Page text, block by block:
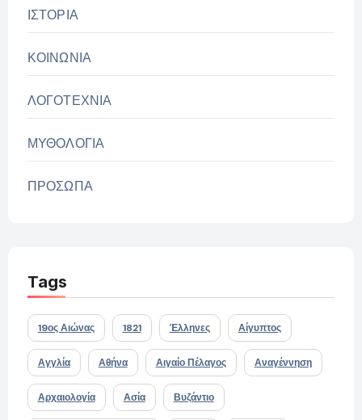
ΙΣΤΟΡΙΑ
ΚΟΙΝΩΝΙΑ
ΛΟΓΟΤΕΧΝΙΑ
ΜΥΘΟΛΟΓΙΑ
ΠΡΟΣΩΠΑ
Tags
19ος Αιώνας 1821 Έλληνες Αίγυπτος
Αγγλία Αθήνα Αιγαίο Πέλαγος Αναγέννηση
Αρχαιολογία Ασία Βυζάντιο